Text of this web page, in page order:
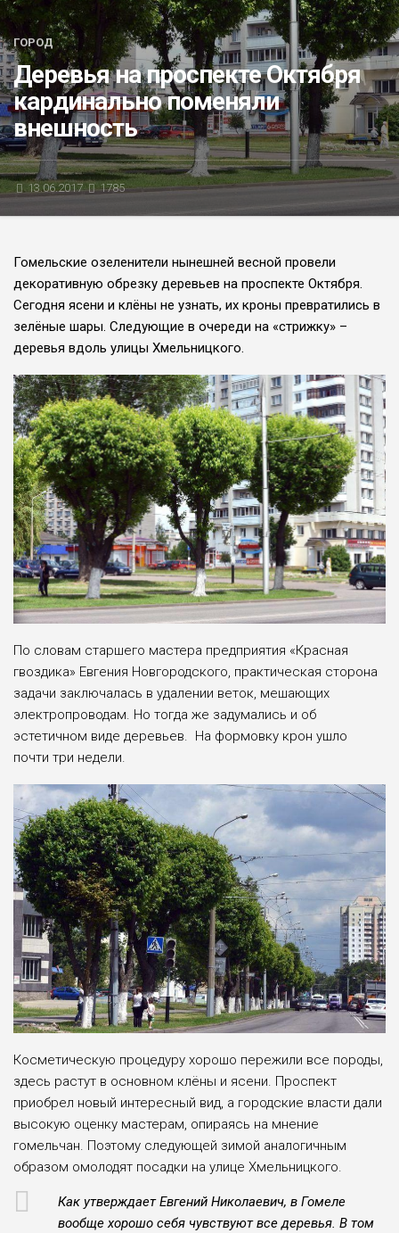
БЛИЦ-ОПРОС
АФИША
ГОРОД
Деревья на проспекте Октября
кардинально поменяли
внешность
13.06.2017 1785
Гомельские озеленители нынешней весной провели
декоративную обрезку деревьев на проспекте Октября.
Сегодня ясени и клёны не узнать, их кроны превратились в
зелёные шары. Следующие в очереди на «стрижку» –
деревья вдоль улицы Хмельницкого.
По словам старшего мастера предприятия «Красная
гвоздика» Евгения Новгородского, практическая сторона
задачи заключалась в удалении веток, мешающих
электропроводам. Но тогда же задумались и об
эстетичном виде деревьев. На формовку крон ушло
почти три недели.
Косметическую процедуру хорошо пережили все породы,
здесь растут в основном клёны и ясени. Проспект
приобрел новый интересный вид, а городские власти дали
высокую оценку мастерам, опираясь на мнение
гомельчан. Поэтому следующей зимой аналогичным
образом омолодят посадки на улице Хмельницкого.
Как утверждает Евгений Николаевич, в Гомеле
вообще хорошо себя чувствуют все деревья. В том